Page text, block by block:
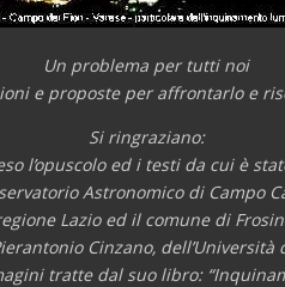
Un problema per tutti noi
e proposte per affrontarlo e
Si ringraziano:
l’opuscolo ed i testi da cui è
Astronomico di Campo
Lazio ed il comune di
Cinzano, dell’Università
tratte dal suo libro: